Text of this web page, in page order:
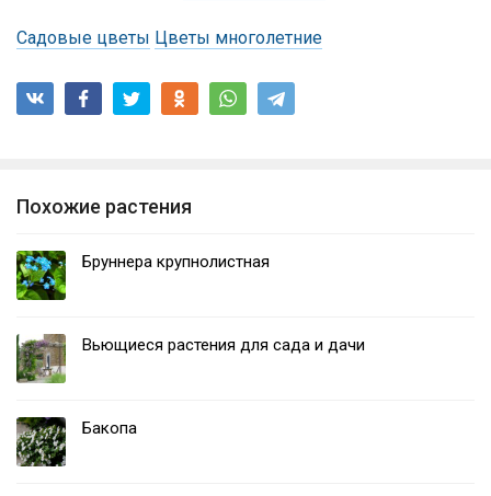
Садовые цветы Цветы многолетние
Похожие растения
Бруннера крупнолистная
Вьющиеся растения для сада и дачи
Бакопа